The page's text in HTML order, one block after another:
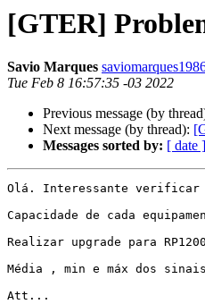
[GTER]
Savio Marques
Tue Feb 8 16:57:35 -03 2022
Previous message (by
Next message (by thread):
Messages sorted by: [ date ]
Olá. Interessante verificar
Capacidade de cada
Realizar upgrade para
Média , min e máx dos
Att...